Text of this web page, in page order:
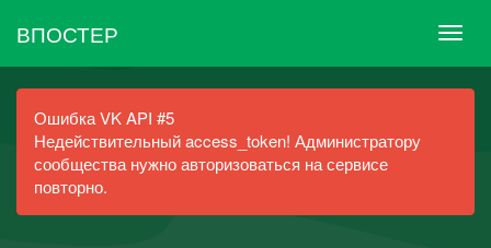
ВПОСТЕР
Ошибка VK API #5
Недействительный access_token! Администратору
сообщества нужно авторизоваться на сервисе
повторно.